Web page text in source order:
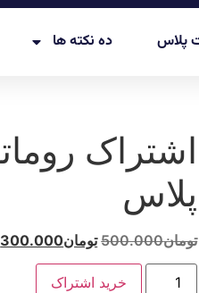
ده نکته ها
پلاس
تومان500.000 تومان300.000
خرید اشتراک